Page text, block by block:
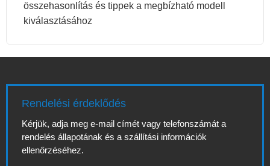
összehasonlítás és tippek a megbízható modell
kiválasztásához
Rendelési érdeklődés
Kérjük, adja meg e-mail címét vagy telefonszámát a
rendelés állapotának és a szállítási információk
ellenőrzéséhez.